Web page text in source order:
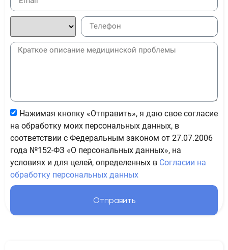
Нажимая кнопку «Отправить», я даю свое согласие
на обработку моих персональных данных, в
соответствии с Федеральным законом от 27.07.2006
года №152-ФЗ «О персональных данных», на
условиях и для целей, определенных в Согласии на
обработку персональных данных
Отправить